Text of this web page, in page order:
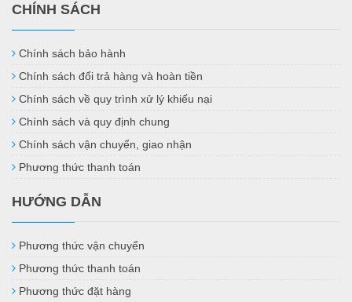
CHÍNH SÁCH
Chính sách bảo hành
Chính sách đổi trả hàng và hoàn tiền
Chính sách về quy trình xử lý khiếu nại
Chính sách và quy định chung
Chính sách vận chuyển, giao nhận
Phương thức thanh toán
HƯỚNG DẪN
Phương thức vận chuyển
Phương thức thanh toán
Phương thức đặt hàng